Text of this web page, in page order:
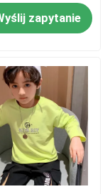
i jesień
zapytanie